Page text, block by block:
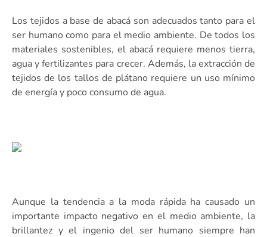
Los tejidos a base de abacá son adecuados tanto para el
ser humano como para el medio ambiente. De todos los
materiales sostenibles, el abacá requiere menos tierra,
agua y fertilizantes para crecer. Además, la extracción de
tejidos de los tallos de plátano requiere un uso mínimo
de energía y poco consumo de agua.
Aunque la tendencia a la moda rápida ha causado un
importante impacto negativo en el medio ambiente, la
brillantez y el ingenio del ser humano siempre han